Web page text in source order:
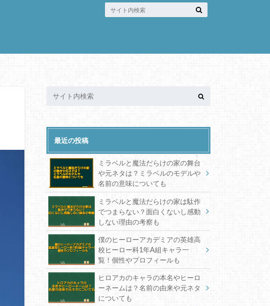
最近の投稿
ミラベルと魔法だらけの家の舞台
や元ネタは？ミラベルのモデルや
名前の意味についても
ミラベルと魔法だらけの家は駄作
でつまらない？面白くないし感動
しない理由の考察も
僕のヒーローアカデミアの英雄高
校ヒーロー科1年A組キャラ一
覧！個性やプロフィールも
ヒロアカのキャラの本名やヒーロ
ーネームは？名前の由来や元ネタ
についても